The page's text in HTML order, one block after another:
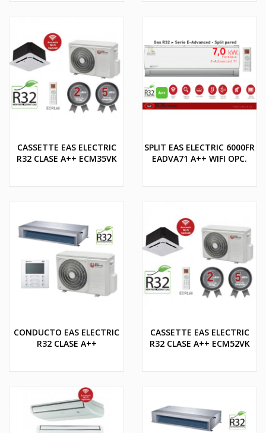
CASSETTE EAS ELECTRIC
R32 CLASE A++ ECM35VK
SPLIT EAS ELECTRIC 6000FR
EADVA71 A++ WIFI OPC.
CONDUCTO EAS ELECTRIC
R32 CLASE A++
CASSETTE EAS ELECTRIC
R32 CLASE A++ ECM52VK